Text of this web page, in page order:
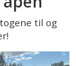
til og